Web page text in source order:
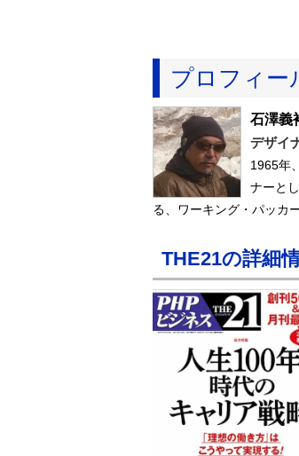
プロフィー
石澤義
デザイ
1965年
ナーと
る、ワーキング・パッカー
THE21の詳細